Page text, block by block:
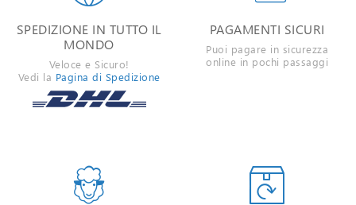
SPEDIZIONE IN TUTTO IL
MONDO
Veloce e Sicuro!
Vedi la Pagina di Spedizione
PAGAMENTI SICURI
Puoi pagare in sicurezza
online in pochi passaggi
 